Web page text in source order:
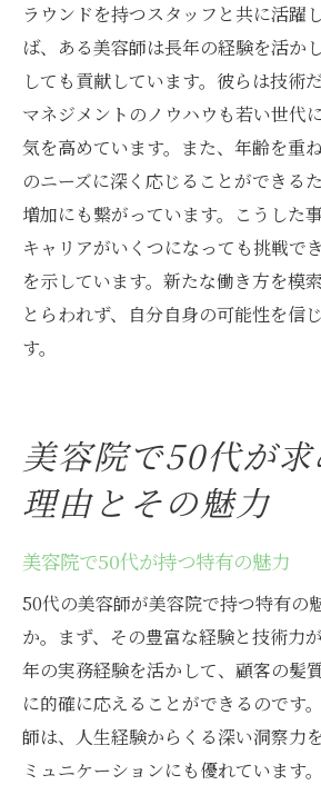
ラウンドを持つスタッフと共に活躍
ば、ある美容師は長年の経験を活か
しても貢献しています。彼らは技術
マネジメントのノウハウも若い世代
気を高めています。また、年齢を重
のニーズに深く応じることができる
増加にも繋がっています。こうした
キャリアがいくつになっても挑戦で
を示しています。新たな働き方を模
とらわれず、自分自身の可能性を信
す。
美容院で50代が
理由とその魅力
美容院で50代が持つ特有の魅力
50代の美容師が美容院で持つ特有の
か。まず、その豊富な経験と技術力
年の実務経験を活かして、顧客の髪
に的確に応えることができるのです
師は、人生経験からくる深い洞察力
ミュニケーションにも優れています